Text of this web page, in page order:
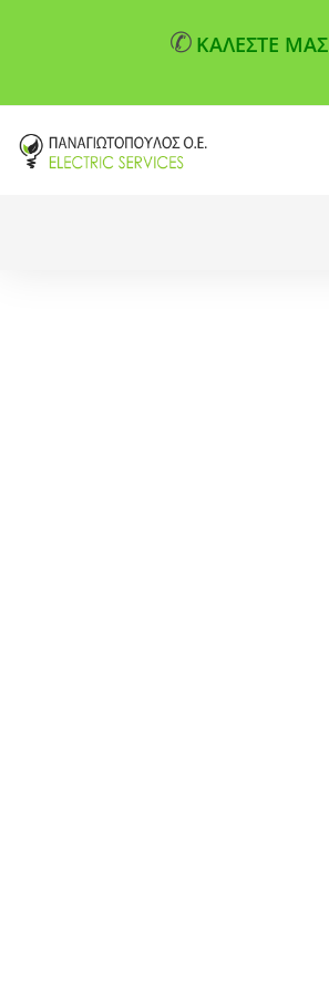
✆ ΚΑΛΕΣΤΕ ΜΑΣ